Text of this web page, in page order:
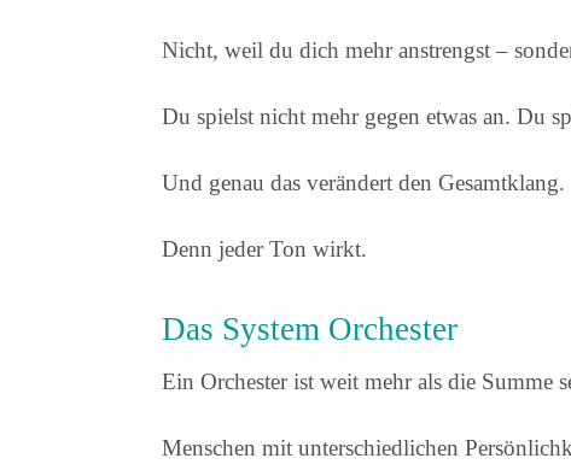
Nicht, weil du dich mehr anstrengst –
Du spielst nicht mehr gegen etwas an. Du
Und genau das verändert den Gesamtklang.
Denn jeder Ton wirkt.
Das System Orchester
Ein Orchester ist weit mehr als die Summe
Menschen mit unterschiedlichen